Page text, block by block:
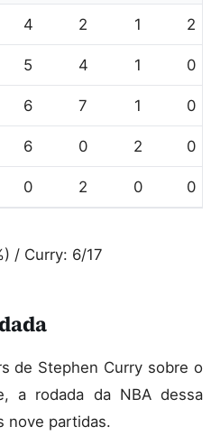
4 2 1 2
5 4 1 0
6 7 1 0
6 0 2 0
0 2 0 0
/ Curry: 6/17
de Stephen Curry sobre o
a rodada da NBA dessa
nove partidas.